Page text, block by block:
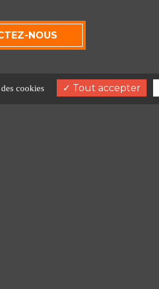
NOUS
cookies Tout accepter